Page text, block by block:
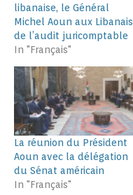
libanaise, le Général
Michel Aoun aux Libanais
de l’audit juricomptable
In "Français"
La réunion du Président
Aoun avec la délégation
du Sénat américain
In "Français"